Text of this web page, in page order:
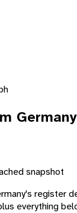
Germany
snapshot
's register
everything